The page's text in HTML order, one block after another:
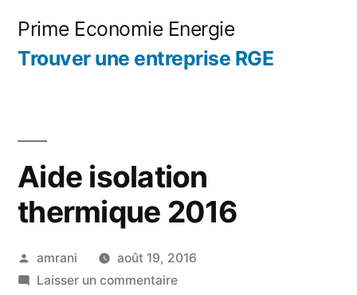
Prime Economie Energie
Trouver une entreprise RGE
Aide isolation
thermique 2016
Publié
par
amrani
août 19, 2016
Laisser un commentairesur